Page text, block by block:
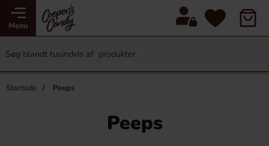
Menu
Startside Peeps
Peeps